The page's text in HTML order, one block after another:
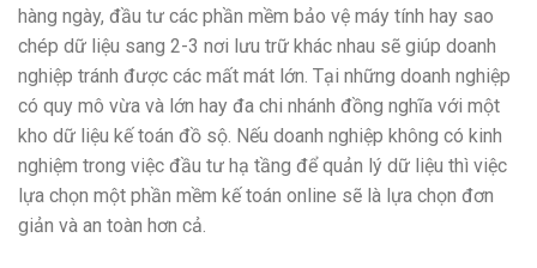
hàng ngày, đầu tư các phần mềm bảo vệ máy tính hay sao
chép dữ liệu sang 2-3 nơi lưu trữ khác nhau sẽ giúp doanh
nghiệp tránh được các mất mát lớn. Tại những doanh nghiệp
có quy mô vừa và lớn hay đa chi nhánh đồng nghĩa với một
kho dữ liệu kế toán đồ sộ. Nếu doanh nghiệp không có kinh
nghiệm trong việc đầu tư hạ tầng để quản lý dữ liệu thì việc
lựa chọn một phần mềm kế toán online sẽ là lựa chọn đơn
giản và an toàn hơn cả.